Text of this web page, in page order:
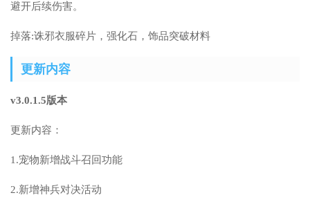
避开后续伤害。
掉落:诛邪衣服碎片，强化石，饰品突破材料
更新内容
v3.0.1.5版本
更新内容：
1.宠物新增战斗召回功能
2.新增神兵对决活动